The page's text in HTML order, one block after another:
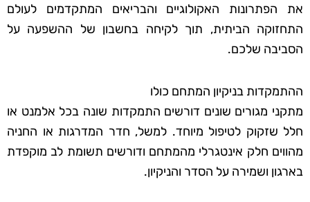
את הפתרונות האקולוגיים והבריאים המתקדמים לעולם
התחזוקה הביתית, תוך לקיחה בחשבון של ההשפעה על
הסביבה שלכם.
ההתמקדות בניקיון המתחם כולו
מתקני מגורים שונים דורשים התמקדות שונה בכל אלמנט או
חלל שזקוק לטיפול מיוחד. למשל, חדר המדרגות או החניה
מהווים חלק אינטגרלי מהמתחם ודורשים תשומת לב מוקפדת
בארגון ושמירה על הסדר והניקיון.